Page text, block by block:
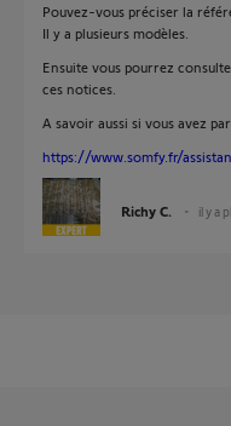
Pouvez-vous préciser la
Il y a plusieurs modèles.
Ensuite vous pourrez
ces notices.
A savoir aussi si vous avez
https://www.somfy.fr/
Richy C. il y a